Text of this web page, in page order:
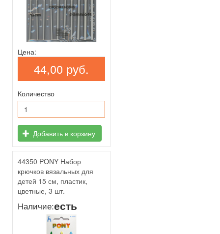
Цена:
44,00 руб.
Количество
Добавить в корзину
44350 PONY Набор
крючков вязальных для
детей 15 см, пластик,
цветные, 3 шт.
Наличие:есть